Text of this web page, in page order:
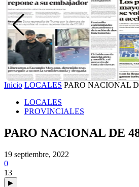
Inicio LOCALES PARO NACIONAL
LOCALES
PROVINCIALES
PARO NACIONAL DE
19 septiembre, 2022
0
13
▶